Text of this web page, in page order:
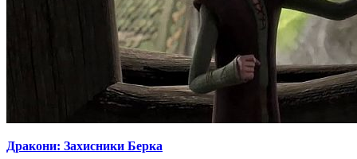
Дракони: Захисники Берка